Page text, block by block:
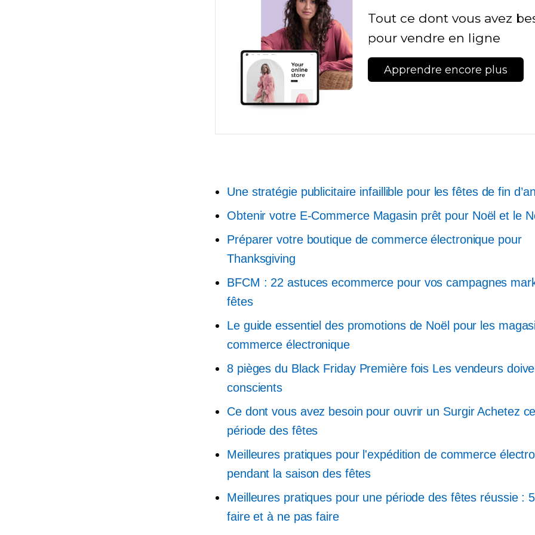
Tout ce dont vous avez
pour vendre en ligne
Apprendre encore plus
Une stratégie publicitaire infaillible pour les fêtes de fin
Obtenir votre E-CommerceMagasin prêt pour Noël et le
Préparer votre boutique de commerce électronique pour
Thanksgiving
BFCM : 22 astuces ecommerce pour vos campagnes
fêtes
Le guide essentiel des promotions de Noël pour les
commerce électronique
8 pièges du Black Friday Première fois Les vendeurs
conscients
Ce dont vous avez besoin pour ouvrir un SurgirAchetez
période des fêtes
Meilleures pratiques pour l'expédition de commerce
pendant la saison des fêtes
Meilleures pratiques pour une période des fêtes réussie :
faire et à ne pas faire